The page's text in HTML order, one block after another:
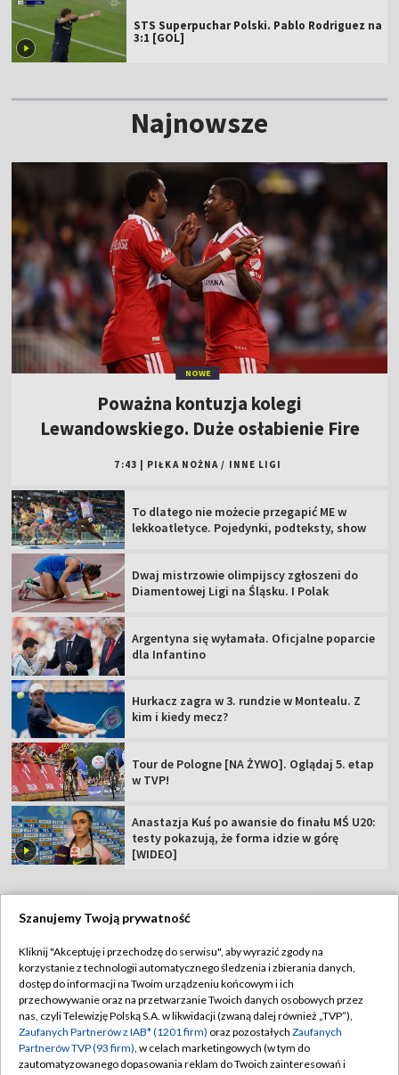
STS Superpuchar Polski. Pablo Rodriguez na
3:1 [GOL]
Najnowsze
NOWE
Poważna kontuzja kolegi
Lewandowskiego. Duże osłabienie Fire
7:43 PIŁKA NOŻNA / INNE LIGI
To dlatego nie możecie przegapić ME w
lekkoatletyce. Pojedynki, podteksty, show
Dwaj mistrzowie olimpijscy zgłoszeni do
Diamentowej Ligi na Śląsku. I Polak
Argentyna się wyłamała. Oficjalne poparcie
dla Infantino
Hurkacz zagra w 3. rundzie w Montealu. Z
kim i kiedy mecz?
Tour de Pologne [NA ŻYWO]. Oglądaj 5. etap
w TVP!
Anastazja Kuś po awansie do finału MŚ U20:
testy pokazują, że forma idzie w górę
[WIDEO]
TVP
Abonament TVP
Sklep TVP
Biuro Reklamy
Oferta Handlowa
Regulamin TVP
Polityka prywatności
Moje zgody
Biuro reklamy
Szanujemy Twoją prywatność
Kliknij "Akceptuję i przechodzę do serwisu", aby wyrazić zgody na
korzystanie z technologii automatycznego śledzenia i zbierania danych,
dostęp do informacji na Twoim urządzeniu końcowym i ich
przechowywanie oraz na przetwarzanie Twoich danych osobowych przez
nas, czyli Telewizję Polską S.A. w likwidacji (zwaną dalej również „TVP”),
Zaufanych Partnerów z IAB* (1201 firm) oraz pozostałych Zaufanych
Partnerów TVP (93 firm), w celach marketingowych (w tym do
zautomatyzowanego dopasowania reklam do Twoich zainteresowań i